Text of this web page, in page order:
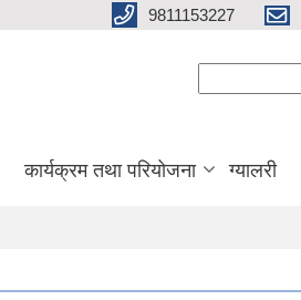
9811153227
कार्यक्रम तथा परियोजना ग्यालरी